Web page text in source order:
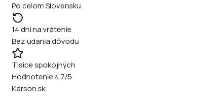
Po celom Slovensku
14 dní na vrátenie
Bez udania dôvodu
Tisíce spokojných
Hodnotenie 4.7/5
Karson.sk